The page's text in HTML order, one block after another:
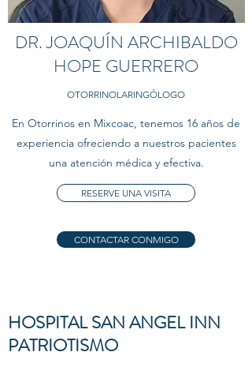
DR. JOAQUÍN ARCHIBALDO
HOPE GUERRERO
OTORRINOLARINGÓLOGO
En Otorrinos en Mixcoac, tenemos 16 años de
experiencia ofreciendo a nuestros pacientes
una atención médica y efectiva.
RESERVE UNA VISITA
CONTACTAR CONMIGO
HOSPITAL SAN ANGEL INN
PATRIOTISMO